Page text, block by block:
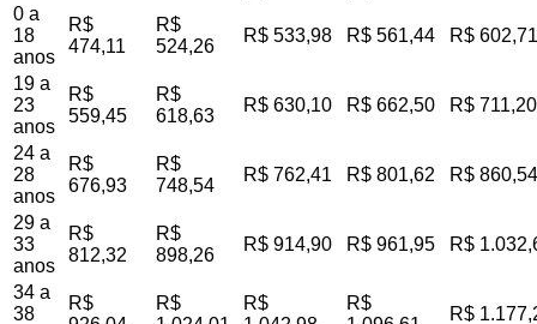
0 a
18
anos
R$
474,11
R$
524,26
R$ 533,98 R$ 561,44 R$ 602,71
19 a
23
anos
R$
559,45
R$
618,63
R$ 630,10 R$ 662,50 R$ 711,20
24 a
28
anos
R$
676,93
R$
748,54
R$ 762,41 R$ 801,62 R$ 860,54
29 a
33
anos
R$
812,32
R$
898,26
R$ 914,90 R$ 961,95 R$
34 a
38
R$
R$
R$
R$
R$